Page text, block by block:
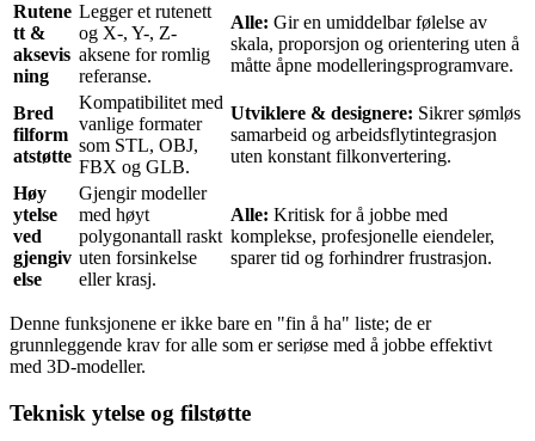
Rutene
tt &
aksevis
ning
Legger et rutenett
og X-, Y-, Z-
aksene for romlig
referanse.
Alle: Gir en umiddelbar følelse av
skala, proporsjon og orientering uten å
måtte åpne modelleringsprogramvare.
Bred
filform
atstøtte
Kompatibilitet med
vanlige formater
som STL, OBJ,
FBX og GLB.
Utviklere & designere: Sikrer sømløs
samarbeid og arbeidsflytintegrasjon
uten konstant filkonvertering.
Høy
ytelse
ved
gjengiv
else
Gjengir modeller
med høyt
polygonantall raskt
uten forsinkelse
eller krasj.
Alle: Kritisk for å jobbe med
komplekse, profesjonelle eiendeler,
sparer tid og forhindrer frustrasjon.
Denne funksjonene er ikke bare en "fin å ha" liste; de er
grunnleggende krav for alle som er seriøse med å jobbe effektivt
med 3D-modeller.
Teknisk ytelse og filstøtte